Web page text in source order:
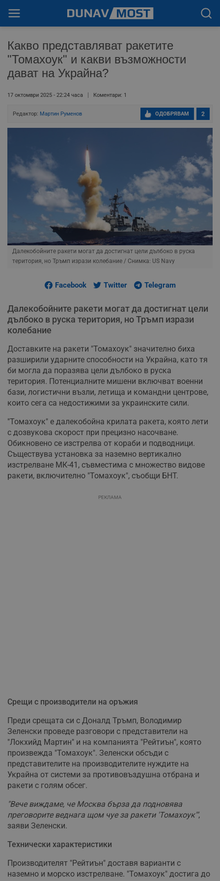
Какво представляват ракетите
"Томахоук" и какви възможности
дават на Украйна?
17 октомври 2025 - 22:24 часа Коментари: 1
Редактор: Мартин Руменов 2
ОДОБРЯВАМ
Далекобойните ракети могат да достигнат цели дълбоко в руска
територия, но Тръмп изрази колебание / Снимка: US Navy
Facebook Twitter Telegram
Далекобойните ракети могат да достигнат цели
дълбоко в руска територия, но Тръмп изрази
колебание
Доставките на ракети "Томахоук" значително биха
разширили ударните способности на Украйна, като тя
би могла да поразява цели дълбоко в руска
територия. Потенциалните мишени включват военни
бази, логистични възли, летища и командни центрове,
които сега са недостижими за украинските сили.
"Томахоук" е далекобойна крилата ракета, която лети
с дозвукова скорост при прецизно насочване.
Обикновено се изстрелва от кораби и подводници.
Съществува установка за наземно вертикално
изстрелване МК-41, съвместима с множество видове
ракети, включително "Томахоук", съобщи БНТ.
РЕКЛАМА
Срещи с производители на оръжия
Преди срещата си с Доналд Тръмп, Володимир
Зеленски проведе разговори с представители на
"Локхийд Мартин" и на компанията "Рейтиън", която
произвежда "Томахоук". Зеленски обсъди с
представителите на производителите нуждите на
Украйна от системи за противовъздушна отбрана и
ракети с голям обсег.
"Вече виждаме, че Москва бърза да подновява
преговорите веднага щом чуе за ракети 'Томахоук'",
заяви Зеленски.
Технически характеристики
Производителят "Рейтиън" доставя варианти с
наземно и морско изстрелване. "Томахоук" достига до